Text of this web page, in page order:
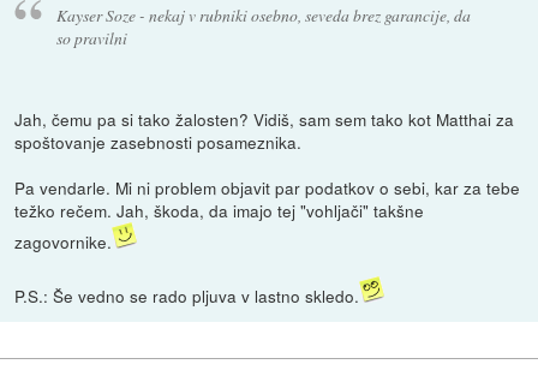
Kayser Soze - nekaj v rubniki osebno, seveda brez garancije, da
so pravilni
Jah, čemu pa si tako žalosten? Vidiš, sam sem tako kot Matthai za
spoštovanje zasebnosti posameznika.
Pa vendarle. Mi ni problem objavit par podatkov o sebi, kar za tebe
težko rečem. Jah, škoda, da imajo tej "vohljači" takšne
zagovornike.
P.S.: Še vedno se rado pljuva v lastno skledo.